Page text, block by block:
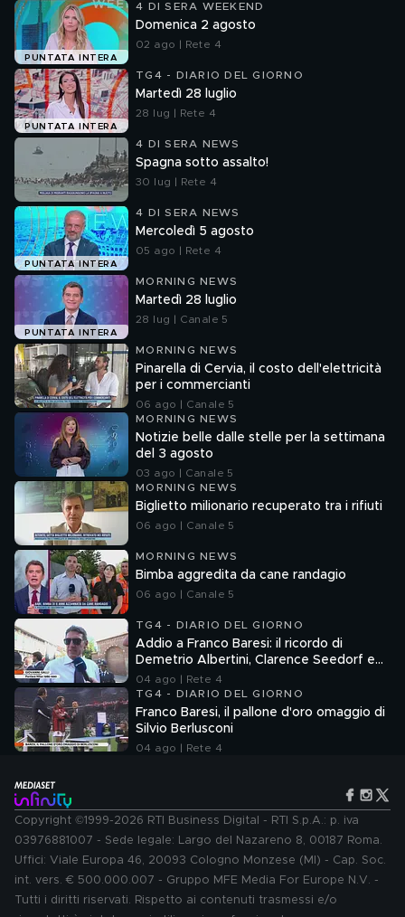
PUNTATA INTERA
4 DI SERA WEEKEND
Domenica 2 agosto
02 ago | Rete 4
PUNTATA INTERA
TG4 - DIARIO DEL GIORNO
Martedì 28 luglio
28 lug | Rete 4
4 DI SERA NEWS
Spagna sotto assalto!
30 lug | Rete 4
PUNTATA INTERA
4 DI SERA NEWS
Mercoledì 5 agosto
05 ago | Rete 4
PUNTATA INTERA
MORNING NEWS
Martedì 28 luglio
28 lug | Canale 5
MORNING NEWS
Pinarella di Cervia, il costo dell'elettricità
per i commercianti
06 ago | Canale 5
MORNING NEWS
Notizie belle dalle stelle per la settimana
del 3 agosto
03 ago | Canale 5
MORNING NEWS
Biglietto milionario recuperato tra i rifiuti
06 ago | Canale 5
MORNING NEWS
Bimba aggredita da cane randagio
06 ago | Canale 5
TG4 - DIARIO DEL GIORNO
Addio a Franco Baresi: il ricordo di
Demetrio Albertini, Clarence Seedorf e
Giovanni Galli
04 ago | Rete 4
TG4 - DIARIO DEL GIORNO
Franco Baresi, il pallone d'oro omaggio di
Silvio Berlusconi
04 ago | Rete 4
Copyright ©1999-2026 RTI Business Digital - RTI S.p.A.: p. iva
03976881007 - Sede legale: Largo del Nazareno 8, 00187 Roma.
Uffici: Viale Europa 46, 20093 Cologno Monzese (MI) - Cap. Soc.
int. vers. € 500.000.007 - Gruppo MFE Media For Europe N.V. -
Tutti i diritti riservati. Rispetto ai contenuti trasmessi e/o